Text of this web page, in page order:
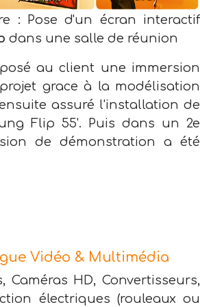
: Pose d'un écran interactif
dans une salle de réunion
au client une immersion
grace à la modélisation
assuré l'installation de
Flip 55'. Puis dans un 2e
de démonstration a été
Vidéo & Multimédia
Caméras HD, Convertisseurs,
électriques (rouleaux ou